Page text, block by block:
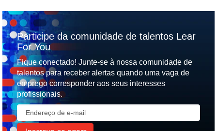
Participe da comunidade de talentos Lear
For You
Fique conectado! Junte-se à nossa comunidade de
talentos para receber alertas quando uma vaga de
emprego corresponder aos seus interesses
profissionais.